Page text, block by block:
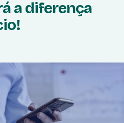
a diferença